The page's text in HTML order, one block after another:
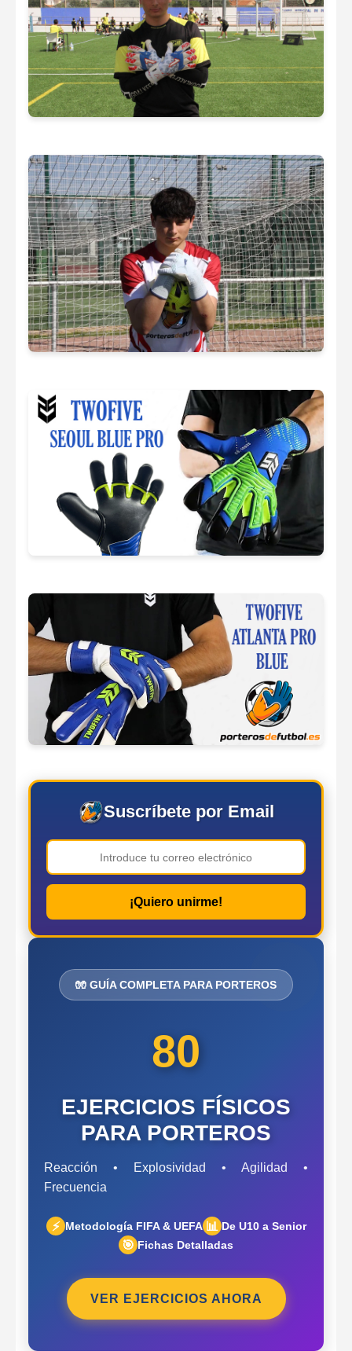
Suscríbete por Email
¡Quiero unirme!
🧤 GUÍA COMPLETA PARA PORTEROS
80
EJERCICIOS FÍSICOS
PARA PORTEROS
Reacción • Explosividad • Agilidad •
Frecuencia
⚡ Metodología FIFA & UEFA 📊 De U10 a Senior
🎯 Fichas Detalladas
VER EJERCICIOS AHORA